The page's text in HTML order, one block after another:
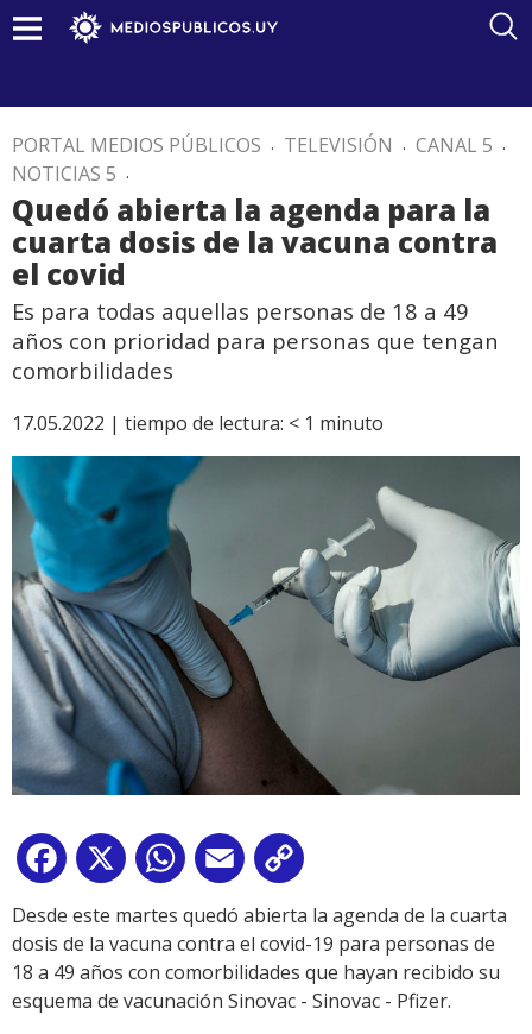
PORTAL MEDIOS PÚBLICOS . TELEVISIÓN . CANAL 5 .
NOTICIAS 5 .
Quedó abierta la agenda para la
cuarta dosis de la vacuna contra
el covid
Es para todas aquellas personas de 18 a 49
años con prioridad para personas que tengan
comorbilidades
17.05.2022 | tiempo de lectura: < 1 minuto
Facebook
X WhatsApp
Email
Link
Desde este martes quedó abierta la agenda de la cuarta
dosis de la vacuna contra el covid-19 para personas de
18 a 49 años con comorbilidades que hayan recibido su
esquema de vacunación Sinovac - Sinovac - Pfizer.